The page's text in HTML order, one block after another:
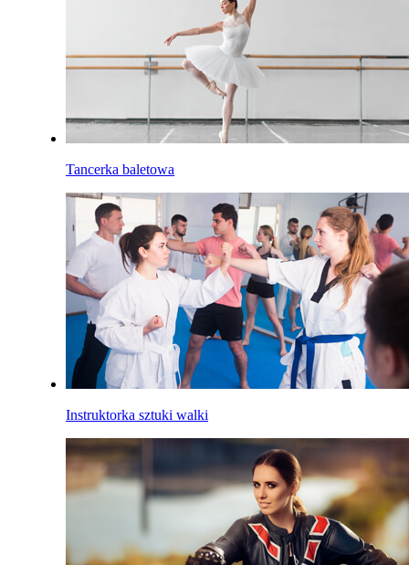
Tancerka baletowa
Instruktorka sztuki walki